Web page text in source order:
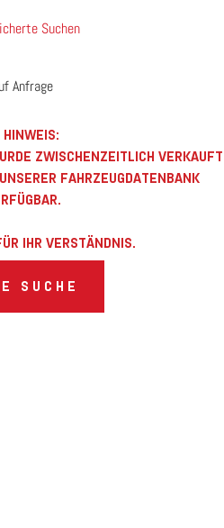
Suchen
Anfrage
HINWEIS:
ZWISCHENZEITLICH VERKAUFT
FAHRZEUGDATENBANK
IHR VERSTÄNDNIS.
SUCHE